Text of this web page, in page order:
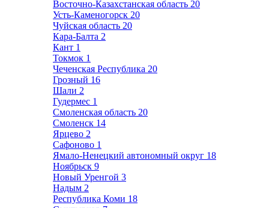
Восточно-Казахстанская область 20
Усть-Каменогорск 20
Чуйская область 20
Кара-Балта 2
Кант 1
Токмок 1
Чеченская Республика 20
Грозный 16
Шали 2
Гудермес 1
Смоленская область 20
Смоленск 14
Ярцево 2
Сафоново 1
Ямало-Ненецкий автономный округ 18
Ноябрьск 9
Новый Уренгой 3
Надым 2
Республика Коми 18